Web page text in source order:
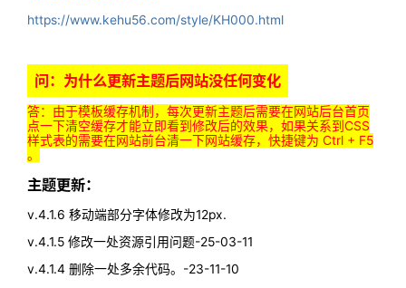
https://www.kehu56.com/style/KH000.html
问：为什么更新主题后网站没任何变化
答：由于模板缓存机制，每次更新主题后需要在网站后台首页
点一下清空缓存才能立即看到修改后的效果，如果关系到CSS
样式表的需要在网站前台清一下网站缓存，快捷键为 Ctrl + F5
。
主题更新：
v.4.1.6 移动端部分字体修改为12px.
v.4.1.5 修改一处资源引用问题-25-03-11
v.4.1.4 删除一处多余代码。-23-11-10